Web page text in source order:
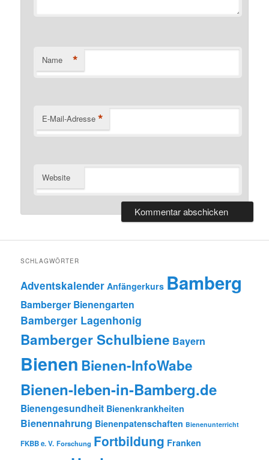
Name *
E-Mail-Adresse *
Website
SCHLAGWÖRTER
Adventskalender Anfängerkurs Bamberg
Bamberger Bienengarten
Bamberger Lagenhonig
Bamberger Schulbiene Bayern
Bienen Bienen-InfoWabe
Bienen-leben-in-Bamberg.de
Bienengesundheit Bienenkrankheiten
Bienennahrung Bienenpatenschaften Bienenunterricht
FKBB e. V. Forschung Fortbildung Franken